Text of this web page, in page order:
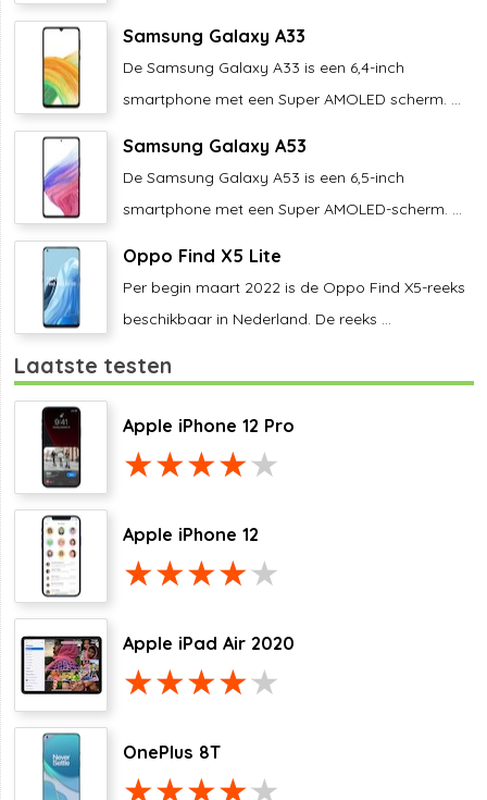
Samsung Galaxy A33
De Samsung Galaxy A33 is een 6,4-inch
smartphone met een Super AMOLED scherm. ...
Samsung Galaxy A53
De Samsung Galaxy A53 is een 6,5-inch
smartphone met een Super AMOLED-scherm. ...
Oppo Find X5 Lite
Per begin maart 2022 is de Oppo Find X5-reeks
beschikbaar in Nederland. De reeks ...
Laatste testen
Apple iPhone 12 Pro
Apple iPhone 12
Apple iPad Air 2020
OnePlus 8T